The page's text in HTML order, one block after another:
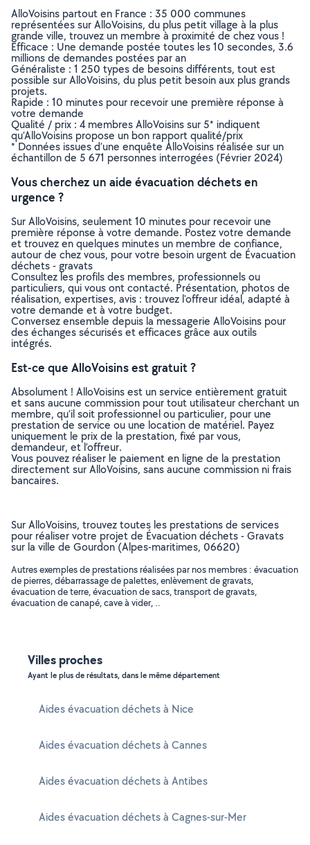
AlloVoisins partout en France : 35 000 communes
représentées sur AlloVoisins, du plus petit village à la plus
grande ville, trouvez un membre à proximité de chez vous !
Efficace : Une demande postée toutes les 10 secondes, 3.6
millions de demandes postées par an
Généraliste : 1 250 types de besoins différents, tout est
possible sur AlloVoisins, du plus petit besoin aux plus grands
projets.
Rapide : 10 minutes pour recevoir une première réponse à
votre demande
Qualité / prix : 4 membres AlloVoisins sur 5* indiquent
qu’AlloVoisins propose un bon rapport qualité/prix
* Données issues d’une enquête AlloVoisins réalisée sur un
échantillon de 5 671 personnes interrogées (Février 2024)
Vous cherchez un aide évacuation déchets en
urgence ?
Sur AlloVoisins, seulement 10 minutes pour recevoir une
première réponse à votre demande. Postez votre demande
et trouvez en quelques minutes un membre de confiance,
autour de chez vous, pour votre besoin urgent de Évacuation
déchets - gravats
Consultez les profils des membres, professionnels ou
particuliers, qui vous ont contacté. Présentation, photos de
réalisation, expertises, avis : trouvez l'offreur idéal, adapté à
votre demande et à votre budget.
Conversez ensemble depuis la messagerie AlloVoisins pour
des échanges sécurisés et efficaces grâce aux outils
intégrés.
Est-ce que AlloVoisins est gratuit ?
Absolument ! AlloVoisins est un service entièrement gratuit
et sans aucune commission pour tout utilisateur cherchant un
membre, qu’il soit professionnel ou particulier, pour une
prestation de service ou une location de matériel. Payez
uniquement le prix de la prestation, fixé par vous,
demandeur, et l’offreur.
Vous pouvez réaliser le paiement en ligne de la prestation
directement sur AlloVoisins, sans aucune commission ni frais
bancaires.
Sur AlloVoisins, trouvez toutes les prestations de services
pour réaliser votre projet de Évacuation déchets - Gravats
sur la ville de Gourdon (Alpes-maritimes, 06620)
Autres exemples de prestations réalisées par nos membres : évacuation
de pierres, débarrassage de palettes, enlèvement de gravats,
évacuation de terre, évacuation de sacs, transport de gravats,
évacuation de canapé, cave à vider, ..
Villes proches
Ayant le plus de résultats, dans le même département
Aides évacuation déchets à Nice
Aides évacuation déchets à Cannes
Aides évacuation déchets à Antibes
Aides évacuation déchets à Cagnes-sur-Mer